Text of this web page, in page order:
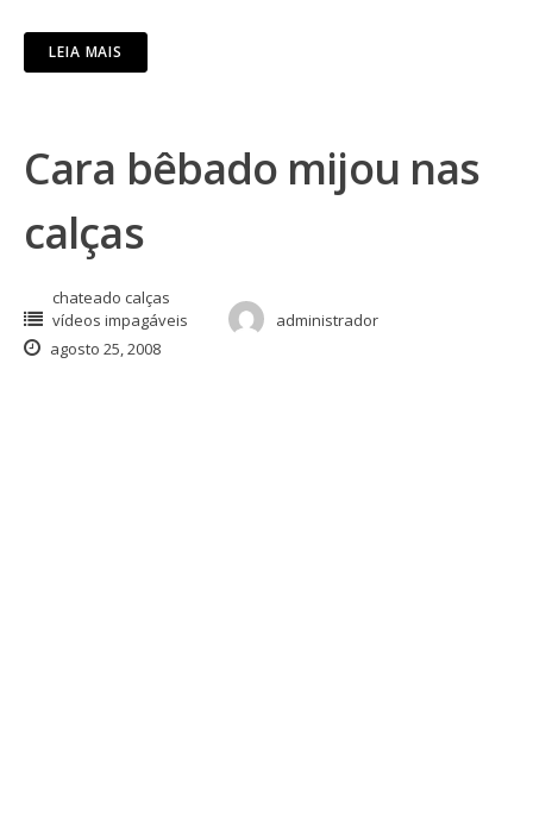
LEIA MAIS
Cara bêbado mijou nas
calças
chateado calças
vídeos impagáveis
administrador
agosto 25, 2008